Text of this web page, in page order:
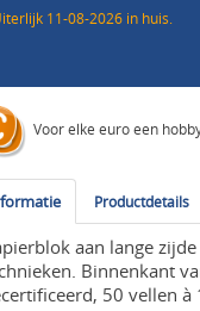
11-08-2026 in huis.
Voor elke euro een
Productdetails
aan lange
Binnenkant
50 vellen à